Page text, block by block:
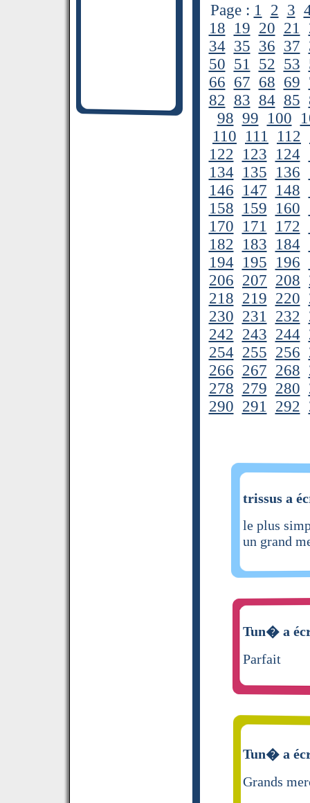
Page : 1 2 3
18 19 20 21
34 35 36 37
50 51 52 53
66 67 68 69
82 83 84 85
98 99 100
110 111 112
122 123 124
134 135 136
146 147 148
158 159 160
170 171 172
182 183 184
194 195 196
206 207 208
218 219 220
230 231 232
242 243 244
254 255 256
266 267 268
278 279 280
290 291 292
trissus a
le plus
un grand
Tun� a
Parfait
Tun� a
Grands